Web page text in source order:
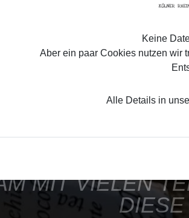
Keine
Aber ein paar Cookies nutzen wir
Alle Details in
TAG
KG
MIT VIELEN